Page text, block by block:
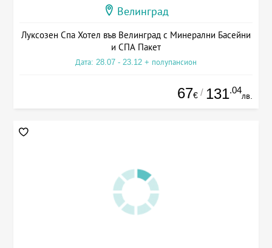
Велинград
Луксозен Спа Хотел във Велинград с Минерални Басейни
и СПА Пакет
Дата: 28.07 - 23.12 + полупансион
67€ / 131.04
лв.